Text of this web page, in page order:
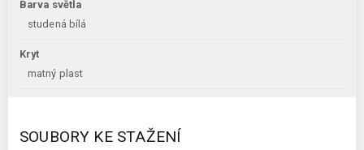
Barva světla
studená bílá
Kryt
matný plast
SOUBORY KE STAŽENÍ